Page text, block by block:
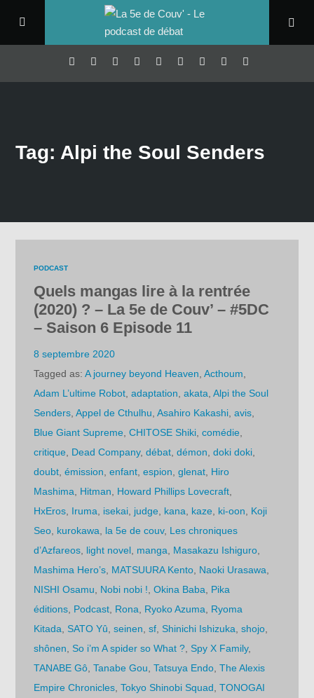
Tag: Alpi the Soul Senders
PODCAST
Quels mangas lire à la rentrée
(2020) ? – La 5e de Couv’ – #5DC
– Saison 6 Episode 11
8 septembre 2020
Tagged as:A journey beyond Heaven ,Acthoum
Adam L’ultime Robot ,adaptation ,akata ,Alpi the Soul
Senders ,Appel de Cthulhu ,Asahiro Kakashi ,avis
Blue Giant Supreme ,CHITOSE Shiki ,comédie
critique Dead Company,débat ,démon ,doki doki
doubt ,émission ,enfant ,espion ,glenat Hiro
Mashima
Hitman Howard Phillips Lovecraft
HxEros Iruma isekai judge kana kaze ki-oon
Koji
Seo kurokawa la 5e de couv, Les chroniques
d’Azfareos light novel manga Masakazu Ishiguro
Mashima Hero’s MATSUURA Kento Naoki Urasawa
NISHI Osamu
Nobi nobi ! ,Okina Baba
Pika
éditions Podcast Rona Ryoko Azuma
Ryoma
Kitada ,SATO Yû ,seinen ,sf ,Shinichi Ishizuka ,shojo
shônen ,So i’m A spider so What ? ,Spy X Family,
TANABE Gô ,Tanabe Gou ,Tatsuya Endo ,The Alexis
Empire Chronicles ,Tokyo Shinobi Squad ,TONOGAI